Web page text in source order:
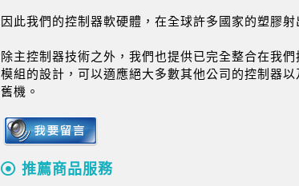
因此我們的控制器軟硬體，在全球許多國家的塑膠
除主控制器技術之外，我們也提供已完全整合在我
模組的設計，可以適應絕大多數其他公司的控制器
舊機。
推薦商品服務